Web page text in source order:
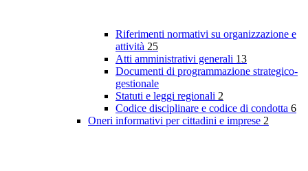
Riferimenti normativi su organizzazione e
attività 25
Atti amministrativi generali 13
Documenti di programmazione strategico-
gestionale
Statuti e leggi regionali 2
Codice disciplinare e codice di condotta 6
Oneri informativi per cittadini e imprese 2